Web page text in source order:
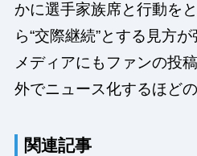
かに選手家族席と行動を
ら“交際継続”とする見方
メディアにもファンの投
外でニュース化するほど
関連記事